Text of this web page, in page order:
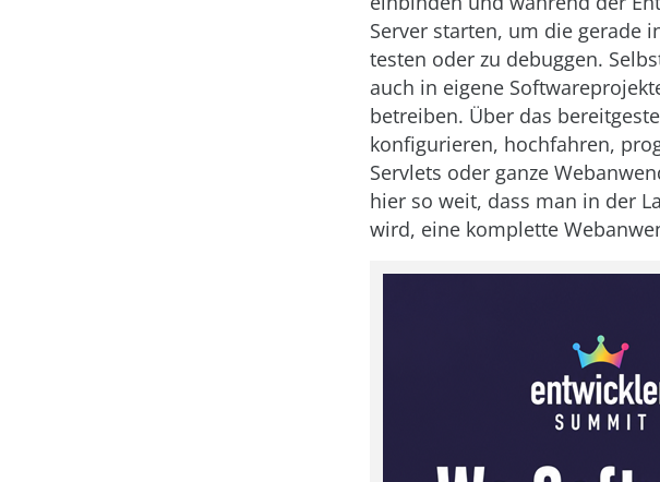
Server starten, um die gerade
testen oder zu debuggen.
auch in eigene
betreiben. Über das
konfigurieren, hochfahren,
Servlets oder ganze
hier so weit, dass man in der
wird, eine komplette